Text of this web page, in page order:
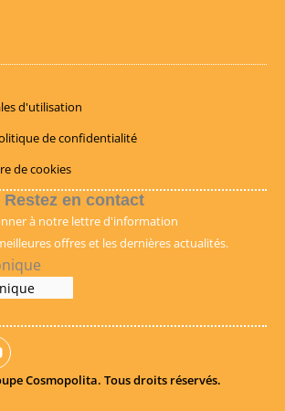
d'utilisation
de confidentialité
de cookies
Restez en contact
à notre lettre d'information
offres et les dernières actualités.
Cosmopolita. Tous droits réservés.